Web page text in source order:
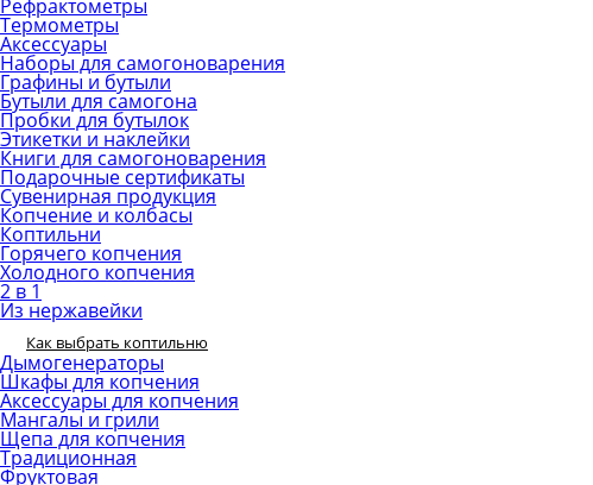
Рефрактометры
Термометры
Аксессуары
Наборы для самогоноварения
Графины и бутыли
Бутыли для самогона
Пробки для бутылок
Этикетки и наклейки
Книги для самогоноварения
Подарочные сертификаты
Сувенирная продукция
Копчение и колбасы
Коптильни
Горячего копчения
Холодного копчения
2 в 1
Из нержавейки
Как выбрать коптильню
Дымогенераторы
Шкафы для копчения
Аксессуары для копчения
Мангалы и грили
Щепа для копчения
Традиционная
Фруктовая